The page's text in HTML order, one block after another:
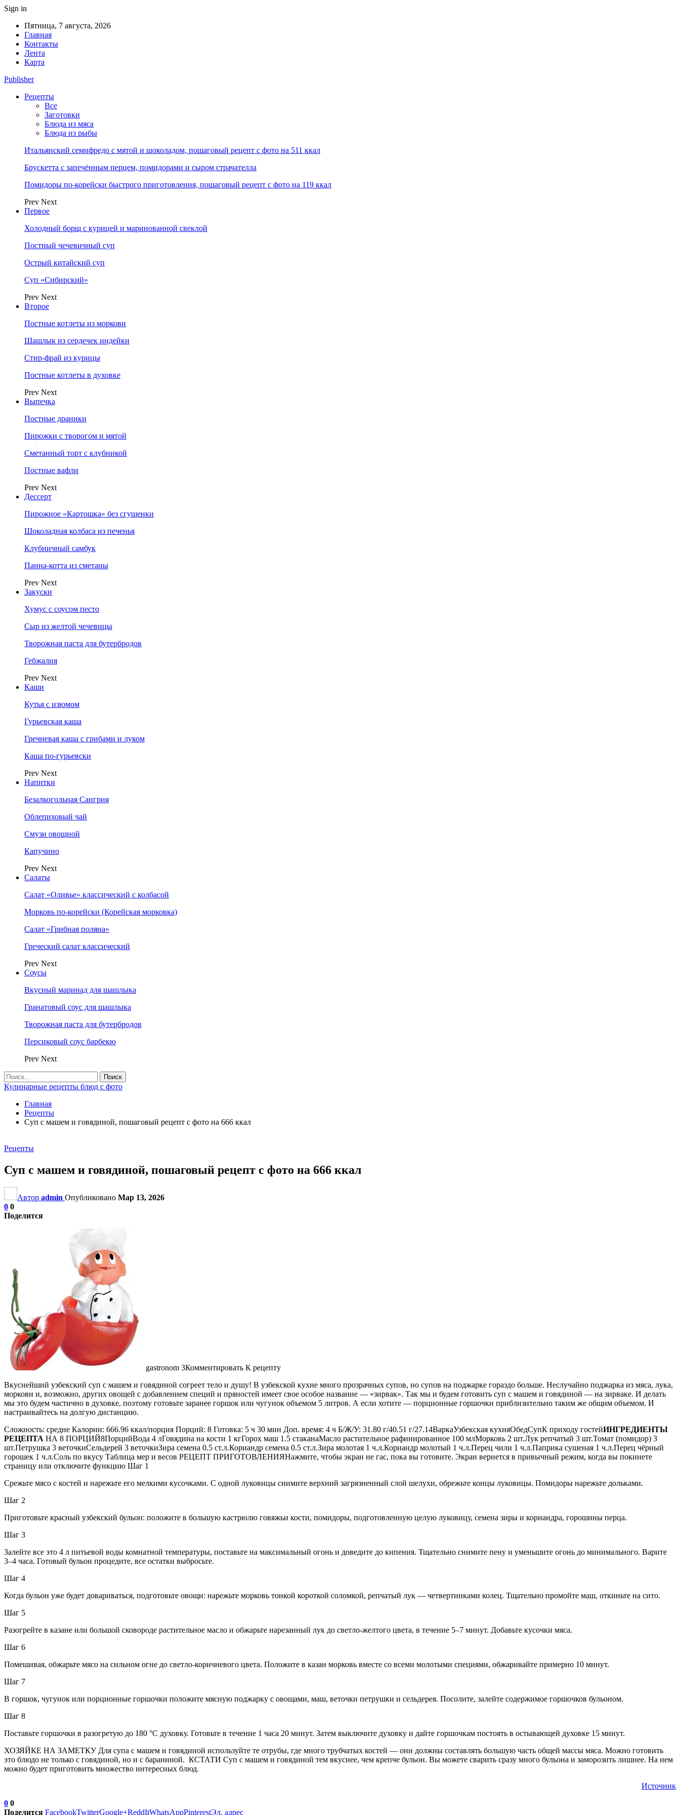
Sign in
Пятница, 7 августа, 2026
Главная
Контакты
Лента
Карта
Publisher
Рецепты
Все
Заготовки
Блюда из мяса
Блюда из рыбы
Итальянский семифредо с мятой и шоколадом, пошаговый рецепт с фото на 511 ккал
Брускетта с запечённым перцем, помидорами и сыром страчателла
Помидоры по-корейски быстрого приготовления, пошаговый рецепт с фото на 119 ккал
Prev Next
Первое
Холодный борщ с курицей и маринованной свеклой
Постный чечевичный суп
Острый китайский суп
Суп «Сибирский»
Prev Next
Второе
Постные котлеты из моркови
Шашлык из сердечек индейки
Стир-фрай из курицы
Постные котлеты в духовке
Prev Next
Выпечка
Постные драники
Пирожки с творогом и мятой
Сметанный торт с клубникой
Постные вафли
Prev Next
Дессерт
Пирожное «Картошка» без сгущенки
Шоколадная колбаса из печенья
Клубничный самбук
Панна-котта из сметаны
Prev Next
Закуски
Хумус с соусом песто
Сыр из желтой чечевицы
Творожная паста для бутербродов
Гебжалия
Prev Next
Каши
Кутья с изюмом
Гурьевская каша
Гречневая каша с грибами и луком
Каша по-гурьевски
Prev Next
Напитки
Безалкогольная Сангрия
Облепиховый чай
Смузи овощной
Капучино
Prev Next
Салаты
Салат «Оливье» классический с колбасой
Морковь по-корейски (Корейская морковка)
Салат «Грибная поляна»
Греческий салат классический
Prev Next
Соусы
Вкусный маринад для шашлыка
Гранатовый соус для шашлыка
Творожная паста для бутербродов
Персиковый соус барбекю
Prev Next
Кулинарные рецепты блюд с фото
Главная
Рецепты
Суп с машем и говядиной, пошаговый рецепт с фото на 666 ккал
Рецепты
Суп с машем и говядиной, пошаговый рецепт с фото на 666 ккал
Автор admin Опубликовано Мар 13, 2026
0 0
Поделится
gastronom 3Комментировать К рецепту
Вкуснейший узбекский суп с машем и говядиной согреет тело и душу! В узбекской кухне много прозрачных супов, но супов на поджарке гораздо больше. Неслучайно поджарка из мяса, лука,
моркови и, возможно, других овощей с добавлением специй и пряностей имеет свое особое название — «зирвак». Так мы и будем готовить суп с машем и говядиной — на зирваке. И делать
мы это будем частично в духовке, поэтому готовьте заранее горшок или чугунок объемом 5 литров. А если хотите — порционные горшочки приблизительно таким же общим объемом. И
настраивайтесь на долгую дистанцию.
Сложность: средне Калории: 666.96 ккал/порция Порций: 8 Готовка: 5 ч 30 мин Доп. время: 4 ч Б/Ж/У: 31.80 г/40.51 г/27.14ВаркаУзбекская кухняОбедСупК приходу гостейИНГРЕДИЕНТЫ
РЕЦЕПТА НА 8 ПОРЦИЙ8ПорцийВода 4 лГовядина на кости 1 кгГорох маш 1.5 стаканаМасло растительное рафинированное 100 млМорковь 2 шт.Лук репчатый 3 шт.Томат (помидор) 3
шт.Петрушка 3 веточкиСельдерей 3 веточкиЗира семена 0.5 ст.л.Кориандр семена 0.5 ст.л.Зира молотая 1 ч.л.Кориандр молотый 1 ч.л.Перец чили 1 ч.л.Паприка сушеная 1 ч.л.Перец чёрный
горошек 1 ч.л.Соль по вкусу Таблица мер и весов РЕЦЕПТ ПРИГОТОВЛЕНИЯНажмите, чтобы экран не гас, пока вы готовите. Экран вернется в привычный режим, когда вы покинете
страницу или отключите функцию Шаг 1
Срежьте мясо с костей и нарежьте его мелкими кусочками. С одной луковицы снимите верхний загрязненный слой шелухи, обрежьте концы луковицы. Помидоры нарежьте дольками.
Шаг 2
Приготовьте красный узбекский бульон: положите в большую кастрюлю говяжьи кости, помидоры, подготовленную целую луковицу, семена зиры и кориандра, горошины перца.
Шаг 3
Залейте все это 4 л питьевой воды комнатной температуры, поставьте на максимальный огонь и доведите до кипения. Тщательно снимите пену и уменьшите огонь до минимального. Варите
3–4 часа. Готовый бульон процедите, все остатки выбросьте.
Шаг 4
Когда бульон уже будет довариваться, подготовьте овощи: нарежьте морковь тонкой короткой соломкой, репчатый лук — четвертинками колец. Тщательно промойте маш, откиньте на сито.
Шаг 5
Разогрейте в казане или большой сковороде растительное масло и обжарьте нарезанный лук до светло-желтого цвета, в течение 5–7 минут. Добавьте кусочки мяса.
Шаг 6
Помешивая, обжарьте мясо на сильном огне до светло-коричневого цвета. Положите в казан морковь вместе со всеми молотыми специями, обжаривайте примерно 10 минут.
Шаг 7
В горшок, чугунок или порционные горшочки положите мясную поджарку с овощами, маш, веточки петрушки и сельдерея. Посолите, залейте содержимое горшочков бульоном.
Шаг 8
Поставьте горшочки в разогретую до 180 °С духовку. Готовьте в течение 1 часа 20 минут. Затем выключите духовку и дайте горшочкам постоять в остывающей духовке 15 минут.
ХОЗЯЙКЕ НА ЗАМЕТКУ Для супа с машем и говядиной используйте те отрубы, где много трубчатых костей — они должны составлять большую часть общей массы мяса. Можно готовить
это блюдо не только с говядиной, но и с бараниной. КСТАТИ Суп с машем и говядиной тем вкуснее, чем крепче бульон. Вы можете сварить сразу много бульона и заморозить лишнее. На нем
можно будет приготовить множество интересных блюд.
Источник
0 0
Поделится FacebookTwitterGoogle+ReddItWhatsAppPinterestЭл. адрес